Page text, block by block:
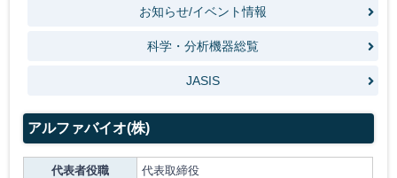
お知らせ/イベント情報
科学・分析機器総覧
JASIS
アルファバイオ(株)
代表者役職
代表取締役